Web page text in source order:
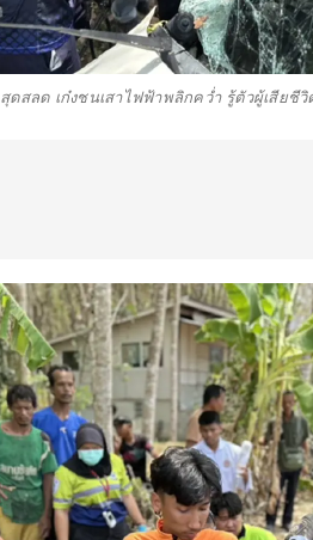
สุดสลด เก๋งชนเสาไฟฟ้าพลิกคว่ำ รู้ตัวผู้เสียชี